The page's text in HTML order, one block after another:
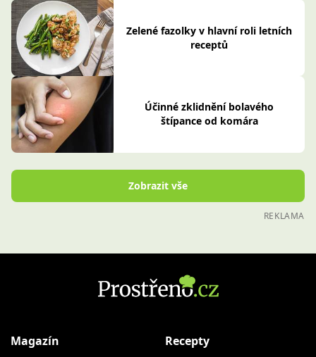
Zelené fazolky v hlavní roli letních
receptů
Účinné zklidnění bolavého
štípance od komára
Zobrazit vše
REKLAMA
Magazín Recepty